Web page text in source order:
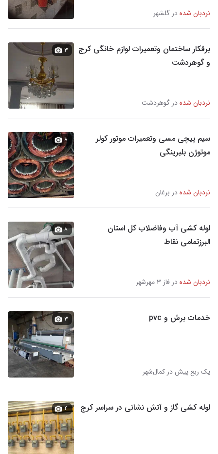
نردبان شدهدر گلشهر
برقکار ساختمان وتعمیرات لوازم خانگی کرج
و گوهردشت
نردبان شدهدر گوهردشت
۳
سیم پیچی مسی وتعمیرات موتور کولر
موتوژن بلبرینگی
نردبان شدهدر برغان
۸
لوله کشی آب وفاضلاب کل استان
البرزتمامی نقاط
نردبان شدهدر فاز ۳ مهرشهر
۸
خدمات برش و pvc
یک ربع پیش در کمال‌شهر
۳
لوله کشی گاز و آتش نشانی در سراسر کرج ۴